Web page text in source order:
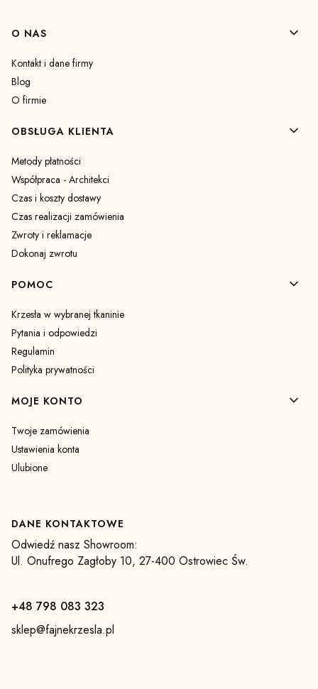
Linki w stopce
O NAS
Kontakt i dane firmy
Blog
O firmie
OBSŁUGA KLIENTA
Metody płatności
Współpraca - Architekci
Czas i koszty dostawy
Czas realizacji zamówienia
Zwroty i reklamacje
Dokonaj zwrotu
POMOC
Krzesła w wybranej tkaninie
Pytania i odpowiedzi
Regulamin
Polityka prywatności
MOJE KONTO
Twoje zamówienia
Ustawienia konta
Ulubione
DANE KONTAKTOWE
Odwiedź nasz Showroom:
Ul. Onufrego Zagłoby 10, 27-400 Ostrowiec Św.
+48 798 083 323
sklep@fajnekrzesla.pl